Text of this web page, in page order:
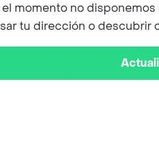
el momento no
tu dirección o descubrir